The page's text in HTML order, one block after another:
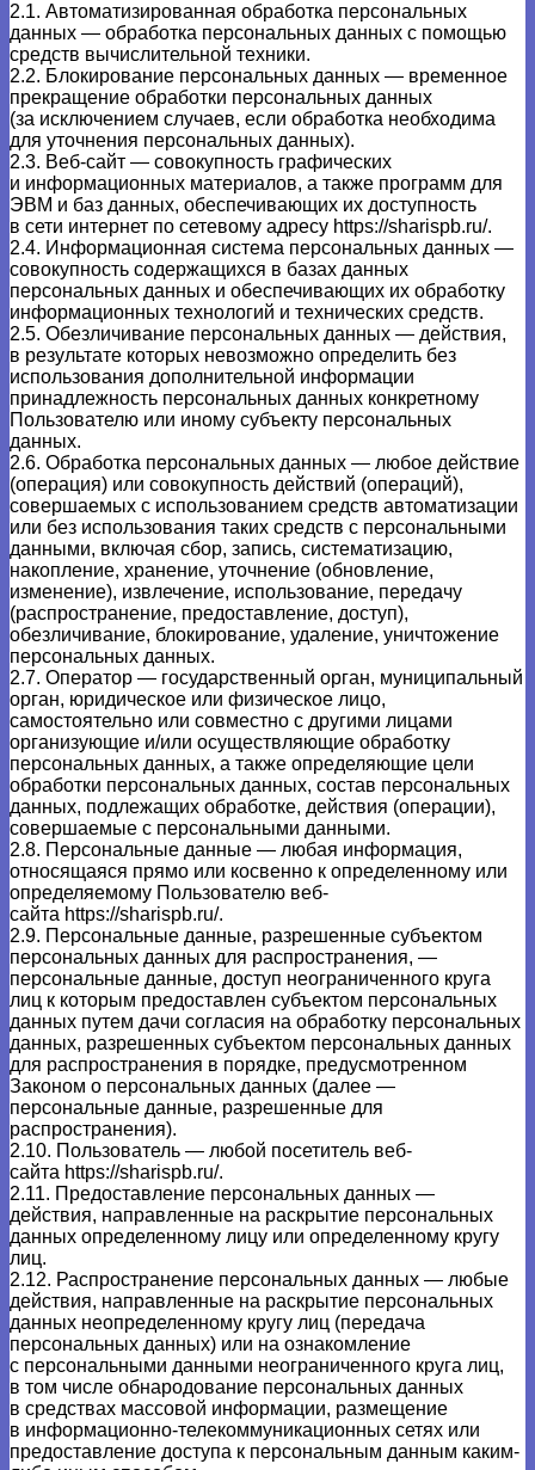
2.1. Автоматизированная обработка персональных
данных — обработка персональных данных с помощью
средств вычислительной техники.
2.2. Блокирование персональных данных — временное
прекращение обработки персональных данных
(за исключением случаев, если обработка необходима
для уточнения персональных данных).
2.3. Веб-сайт — совокупность графических
и информационных материалов, а также программ для
ЭВМ и баз данных, обеспечивающих их доступность
в сети интернет по сетевому адресу https://sharispb.ru/.
2.4. Информационная система персональных данных —
совокупность содержащихся в базах данных
персональных данных и обеспечивающих их обработку
информационных технологий и технических средств.
2.5. Обезличивание персональных данных — действия,
в результате которых невозможно определить без
использования дополнительной информации
принадлежность персональных данных конкретному
Пользователю или иному субъекту персональных
данных.
2.6. Обработка персональных данных — любое действие
(операция) или совокупность действий (операций),
совершаемых с использованием средств автоматизации
или без использования таких средств с персональными
данными, включая сбор, запись, систематизацию,
накопление, хранение, уточнение (обновление,
изменение), извлечение, использование, передачу
(распространение, предоставление, доступ),
обезличивание, блокирование, удаление, уничтожение
персональных данных.
2.7. Оператор — государственный орган, муниципальный
орган, юридическое или физическое лицо,
самостоятельно или совместно с другими лицами
организующие и/или осуществляющие обработку
персональных данных, а также определяющие цели
обработки персональных данных, состав персональных
данных, подлежащих обработке, действия (операции),
совершаемые с персональными данными.
2.8. Персональные данные — любая информация,
относящаяся прямо или косвенно к определенному или
определяемому Пользователю веб-
сайта https://sharispb.ru/.
2.9. Персональные данные, разрешенные субъектом
персональных данных для распространения, —
персональные данные, доступ неограниченного круга
лиц к которым предоставлен субъектом персональных
данных путем дачи согласия на обработку персональных
данных, разрешенных субъектом персональных данных
для распространения в порядке, предусмотренном
Законом о персональных данных (далее —
персональные данные, разрешенные для
распространения).
2.10. Пользователь — любой посетитель веб-
сайта https://sharispb.ru/.
2.11. Предоставление персональных данных —
действия, направленные на раскрытие персональных
данных определенному лицу или определенному кругу
лиц.
2.12. Распространение персональных данных — любые
действия, направленные на раскрытие персональных
данных неопределенному кругу лиц (передача
персональных данных) или на ознакомление
с персональными данными неограниченного круга лиц,
в том числе обнародование персональных данных
в средствах массовой информации, размещение
в информационно-телекоммуникационных сетях или
предоставление доступа к персональным данным каким-